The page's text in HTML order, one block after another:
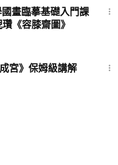
國畫臨摹基礎入門課
《容膝齋圖》
宮》保姆級講解